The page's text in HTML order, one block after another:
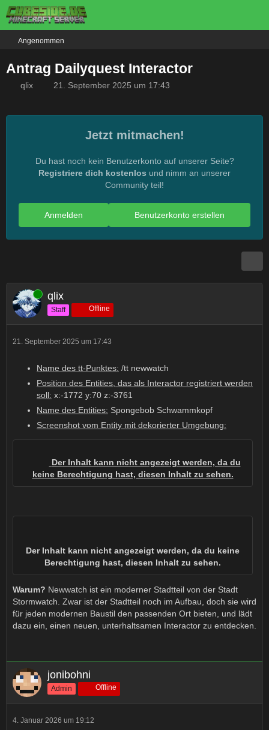
Angenommen
Antrag Dailyquest Interactor
qlix 21. September 2025 um 17:43
Jetzt mitmachen!
Du hast noch kein Benutzerkonto auf unserer Seite?
Registriere dich kostenlos und nimm an unserer
Community teil!
Benutzerkonto erstellen
Anmelden
Online qlix
Staff Offline
21. September 2025 um 17:43
Name des tt-Punktes: /tt newwatch
Position des Entities, das als Interactor registriert werden
soll: x:-1772 y:70 z:-3761
Name des Entities: Spongebob Schwammkopf
Screenshot vom Entity mit dekorierter Umgebung:
Der Inhalt kann nicht angezeigt werden, da du
keine Berechtigung hast, diesen Inhalt zu sehen.
Der Inhalt kann nicht angezeigt werden, da du keine
Berechtigung hast, diesen Inhalt zu sehen.
Warum? Newwatch ist ein moderner Stadtteil von der Stadt
Stormwatch. Zwar ist der Stadtteil noch im Aufbau, doch sie wird
für jeden modernen Baustil den passenden Ort bieten, und lädt
dazu ein, einen neuen, unterhaltsamen Interactor zu entdecken.
jonibohni
Admin Offline
4. Januar 2026 um 19:12